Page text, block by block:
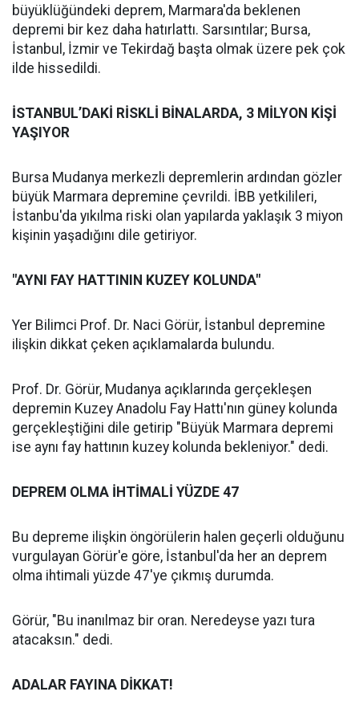
büyüklüğündeki deprem, Marmara'da beklenen
depremi bir kez daha hatırlattı. Sarsıntılar; Bursa,
İstanbul, İzmir ve Tekirdağ başta olmak üzere pek çok
ilde hissedildi.
İSTANBUL’DAKİ RİSKLİ BİNALARDA, 3 MİLYON KİŞİ
YAŞIYOR
Bursa Mudanya merkezli depremlerin ardından gözler
büyük Marmara depremine çevrildi. İBB yetkilileri,
İstanbu'da yıkılma riski olan yapılarda yaklaşık 3 miyon
kişinin yaşadığını dile getiriyor.
"AYNI FAY HATTININ KUZEY KOLUNDA"
Yer Bilimci Prof. Dr. Naci Görür, İstanbul depremine
ilişkin dikkat çeken açıklamalarda bulundu.
Prof. Dr. Görür, Mudanya açıklarında gerçekleşen
depremin Kuzey Anadolu Fay Hattı'nın güney kolunda
gerçekleştiğini dile getirip "Büyük Marmara depremi
ise aynı fay hattının kuzey kolunda bekleniyor." dedi.
DEPREM OLMA İHTİMALİ YÜZDE 47
Bu depreme ilişkin öngörülerin halen geçerli olduğunu
vurgulayan Görür'e göre, İstanbul'da her an deprem
olma ihtimali yüzde 47'ye çıkmış durumda.
Görür, "Bu inanılmaz bir oran. Neredeyse yazı tura
atacaksın." dedi.
ADALAR FAYINA DİKKAT!